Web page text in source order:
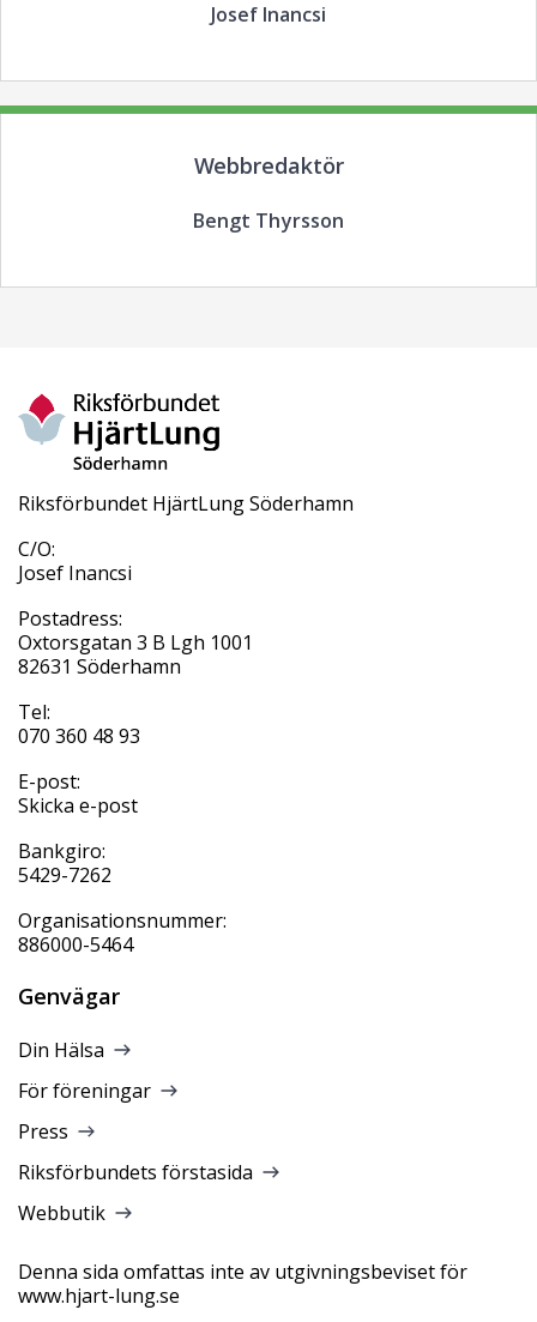
Josef Inancsi
Webbredaktör
Bengt Thyrsson
Riksförbundet HjärtLung Söderhamn
C/O:
Josef Inancsi
Postadress:
Oxtorsgatan 3 B Lgh 1001
82631 Söderhamn
Tel:
070 360 48 93
E-post:
Skicka e-post
Bankgiro:
5429-7262
Organisationsnummer:
886000-5464
Genvägar
Din Hälsa
För föreningar
Press
Riksförbundets förstasida
Webbutik
Denna sida omfattas inte av utgivningsbeviset för
www.hjart-lung.se